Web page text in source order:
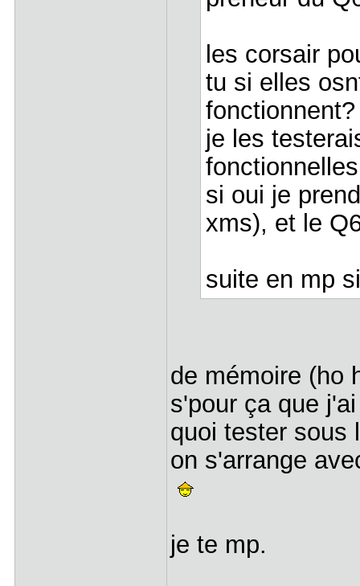
les corsair
tu si elles
je les
si oui je
xms), et le
suite en mp
de mémoire (ho
s'pour ça que
quoi tester sous
on s'arrange
je te mp.